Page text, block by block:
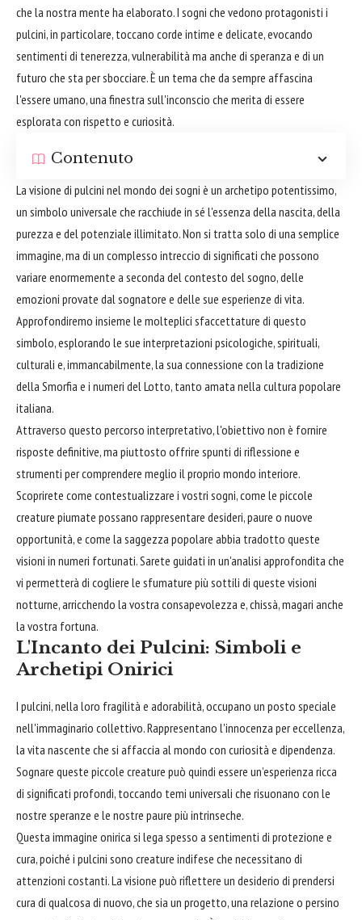
che la nostra mente ha elaborato. I sogni che vedono protagonisti i
pulcini, in particolare, toccano corde intime e delicate, evocando
sentimenti di tenerezza, vulnerabilità ma anche di speranza e di un
futuro che sta per sbocciare. È un tema che da sempre affascina
l'essere umano, una finestra sull'inconscio che merita di essere
esplorata con rispetto e curiosità.
Contenuto
La visione di pulcini nel mondo dei sogni è un archetipo potentissimo,
un simbolo universale che racchiude in sé l'essenza della nascita, della
purezza e del potenziale illimitato. Non si tratta solo di una semplice
immagine, ma di un complesso intreccio di significati che possono
variare enormemente a seconda del contesto del sogno, delle
emozioni provate dal sognatore e delle sue esperienze di vita.
Approfondiremo insieme le molteplici sfaccettature di questo
simbolo, esplorando le sue interpretazioni psicologiche, spirituali,
culturali e, immancabilmente, la sua connessione con la tradizione
della Smorfia e i numeri del Lotto, tanto amata nella cultura popolare
italiana.
Attraverso questo percorso interpretativo, l'obiettivo non è fornire
risposte definitive, ma piuttosto offrire spunti di riflessione e
strumenti per comprendere meglio il proprio mondo interiore.
Scoprirete come contestualizzare i vostri sogni, come le piccole
creature piumate possano rappresentare desideri, paure o nuove
opportunità, e come la saggezza popolare abbia tradotto queste
visioni in numeri fortunati. Sarete guidati in un'analisi approfondita che
vi permetterà di cogliere le sfumature più sottili di queste visioni
notturne, arricchendo la vostra consapevolezza e, chissà, magari anche
la vostra fortuna.
L'Incanto dei Pulcini: Simboli e
Archetipi Onirici
I pulcini, nella loro fragilità e adorabilità, occupano un posto speciale
nell'immaginario collettivo. Rappresentano l'innocenza per eccellenza,
la vita nascente che si affaccia al mondo con curiosità e dipendenza.
Sognare queste piccole creature può quindi essere un’esperienza ricca
di significati profondi, toccando temi universali che risuonano con le
nostre speranze e le nostre paure più intrinseche.
Questa immagine onirica si lega spesso a sentimenti di protezione e
cura, poiché i pulcini sono creature indifese che necessitano di
attenzioni costanti. La visione può riflettere un desiderio di prendersi
cura di qualcosa di nuovo, che sia un progetto, una relazione o persino